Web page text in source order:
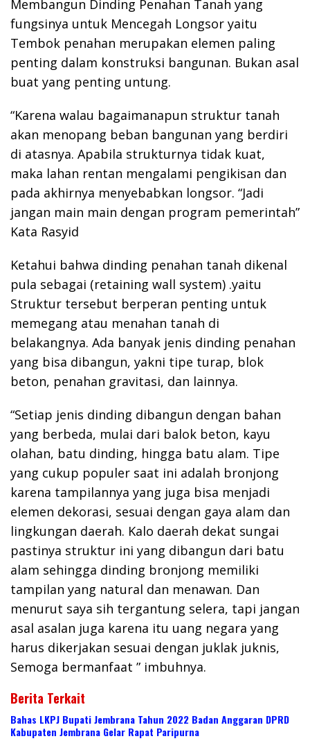
Membangun Dinding Penahan Tanah yang
fungsinya untuk Mencegah Longsor yaitu
Tembok penahan merupakan elemen paling
penting dalam konstruksi bangunan. Bukan asal
buat yang penting untung.
“Karena walau bagaimanapun struktur tanah
akan menopang beban bangunan yang berdiri
di atasnya. Apabila strukturnya tidak kuat,
maka lahan rentan mengalami pengikisan dan
pada akhirnya menyebabkan longsor. “Jadi
jangan main main dengan program pemerintah”
Kata Rasyid
Ketahui bahwa dinding penahan tanah dikenal
pula sebagai (retaining wall system) .yaitu
Struktur tersebut berperan penting untuk
memegang atau menahan tanah di
belakangnya. Ada banyak jenis dinding penahan
yang bisa dibangun, yakni tipe turap, blok
beton, penahan gravitasi, dan lainnya.
“Setiap jenis dinding dibangun dengan bahan
yang berbeda, mulai dari balok beton, kayu
olahan, batu dinding, hingga batu alam. Tipe
yang cukup populer saat ini adalah bronjong
karena tampilannya yang juga bisa menjadi
elemen dekorasi, sesuai dengan gaya alam dan
lingkungan daerah. Kalo daerah dekat sungai
pastinya struktur ini yang dibangun dari batu
alam sehingga dinding bronjong memiliki
tampilan yang natural dan menawan. Dan
menurut saya sih tergantung selera, tapi jangan
asal asalan juga karena itu uang negara yang
harus dikerjakan sesuai dengan juklak juknis,
Semoga bermanfaat ” imbuhnya.
Berita Terkait
Bahas LKPJ Bupati Jembrana Tahun 2022 Badan Anggaran DPRD
Kabupaten Jembrana Gelar Rapat Paripurna